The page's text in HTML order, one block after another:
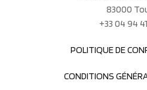
83000
+33 04 94
POLITIQUE DE
CONDITIONS